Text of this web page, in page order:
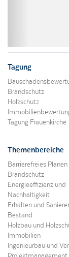
Tagung
Brandschutz
Holzschutz
Tagung Frauenkirche
Themenbereiche
Barrierefreies
Brandschutz
Energieeffizienz und
Nachhaltigkeit
Erhalten und
Bestand
Holzbau und
Immobilien
Ingenieurbau und